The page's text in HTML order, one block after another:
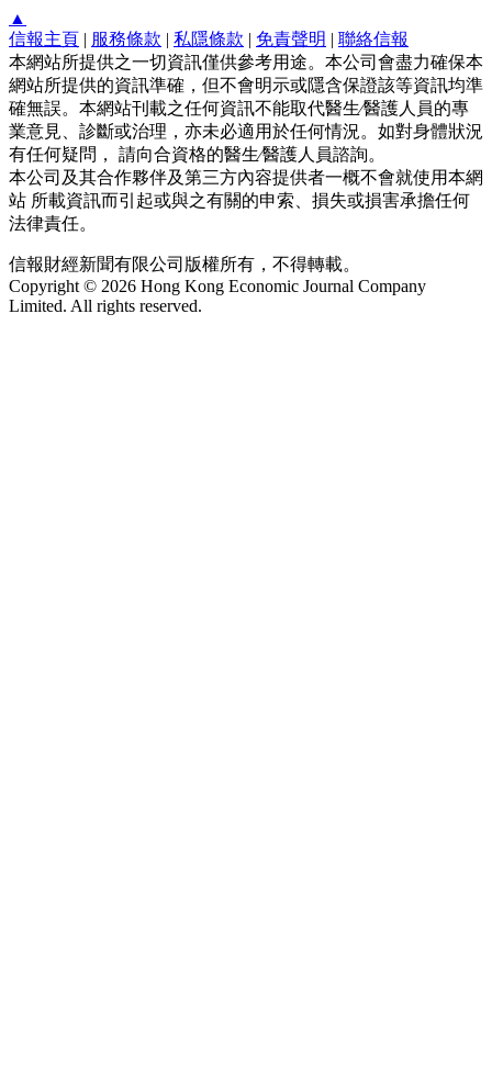
▲
信報主頁 | 服務條款 | 私隱條款 | 免責聲明 | 聯絡信報
本網站所提供之一切資訊僅供參考用途。本公司會盡力確保本
網站所提供的資訊準確，但不會明示或隱含保證該等資訊均準
確無誤。本網站刊載之任何資訊不能取代醫生∕醫護人員的專
業意見、診斷或治理，亦未必適用於任何情況。如對身體狀況
有任何疑問， 請向合資格的醫生∕醫護人員諮詢。
本公司及其合作夥伴及第三方內容提供者一概不會就使用本網
站 所載資訊而引起或與之有關的申索、損失或損害承擔任何
法律責任。
信報財經新聞有限公司版權所有，不得轉載。
Copyright © 2026 Hong Kong Economic Journal Company
Limited. All rights reserved.